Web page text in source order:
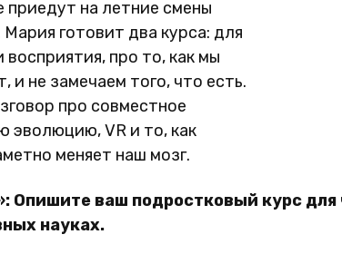
приедут на летние смены
готовит два курса: для
про то, как мы
и не замечаем того, что есть.
про совместное
эволюцию, VR и то, как
меняет наш мозг.
Опишите ваш подростковый курс для
науках.